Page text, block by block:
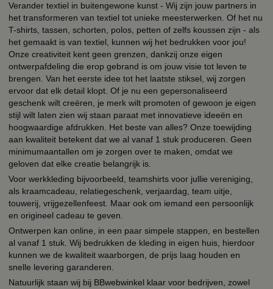
Verander textiel in buitengewone kunst - Wij zijn jouw partners in
het transformeren van textiel tot unieke meesterwerken. Of het nu
T-shirts, tassen, schorten, polos, petten of zelfs koussen zijn - als
het gemaakt is van textiel, kunnen wij het bedrukken voor jou!
Onze creativiteit kent geen grenzen, dankzij onze eigen
ontwerpafdeling die erop gebrand is om jouw visie tot leven te
brengen. Van het eerste idee tot het laatste stiksel, wij zorgen
ervoor dat elk detail klopt. Of je nu een gepersonaliseerd
geschenk wilt creëren, je merk wilt promoten of gewoon je eigen
stijl wilt laten zien wij staan paraat met innovatieve ideeën en
hoogwaardige afdrukken. Het beste van alles? Onze toewijding
aan kwaliteit betekent dat we al vanaf 1 stuk produceren. Geen
minimumaantallen om je zorgen over te maken, omdat we
geloven dat elke creatie belangrijk is.
Voor werkkleding bijvoorbeeld, teamshirts voor jullie vereniging,
als kraamcadeau, relatiegeschenk, verjaardag, team uitje,
touwerij, vrijgezellenfeest. Maar ook om iemand een persoonlijk
en origineel cadeau te geven.
Ontwerpen kan online, in een paar simpele stappen, en bestellen
al vanaf 1 stuk. Wij bedrukken de kleding in eigen huis, hierdoor
kunnen we de kwaliteit waarborgen, de prijs laag houden en
snelle levering garanderen.
Natuurlijk staan wij bij BBwebwinkel klaar voor bedrijven, zowel